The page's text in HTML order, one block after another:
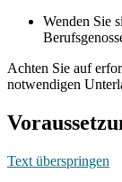
Wenden Sie
Achten Sie auf
notwendigen
Text überspringen